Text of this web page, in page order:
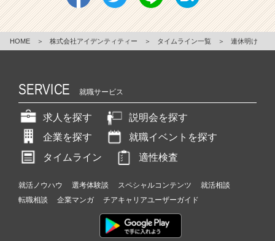
HOME ＞ 株式会社アイデンティティー ＞ タイムライン一覧 ＞ 連休明け
SERVICE 就職サービス
求人を探す
説明会を探す
企業を探す
就職イベントを探す
タイムライン
適性検査
就活ノウハウ 選考体験談 スペシャルコンテンツ
就活相談
転職相談
企業マンガ チアキャリアユーザーガイド